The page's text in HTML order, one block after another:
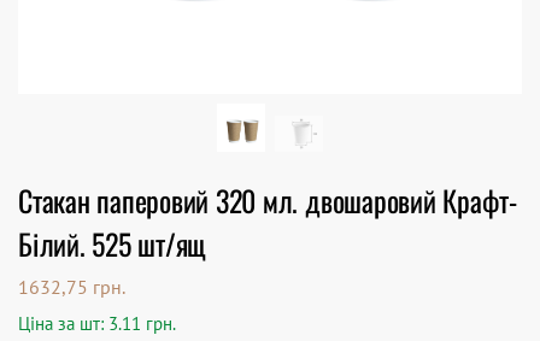
Стакан паперовий 320 мл. двошаровий Крафт-
Білий. 525 шт/ящ
1632,75 грн.
Ціна за шт: 3.11 грн.